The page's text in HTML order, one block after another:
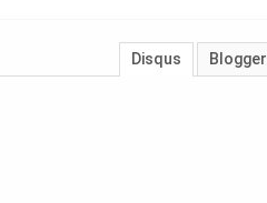
Blogger
Disqus